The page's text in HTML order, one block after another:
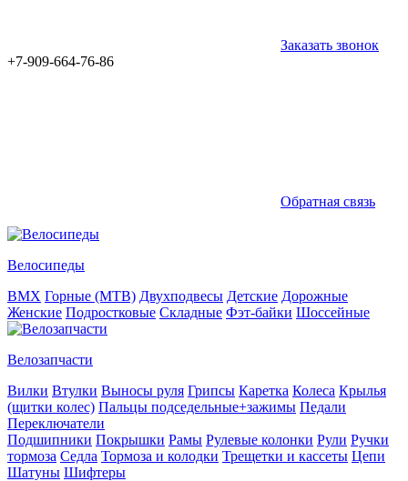
Заказать звонок
+7-909-664-76-86
Обратная связь
Велосипеды
BMX Горные (MTB) Двухподвесы Детские Дорожные
Женские Подростковые Складные Фэт-байки Шоссейные
Велозапчасти
Вилки Втулки Выносы руля Грипсы Каретка Колеса Крылья
(щитки колес) Пальцы подседельные+зажимы Педали
Переключатели
Подшипники Покрышки Рамы Рулевые колонки Рули Ручки
тормоза Седла Тормоза и колодки Трещетки и кассеты Цепи
Шатуны Шифтеры